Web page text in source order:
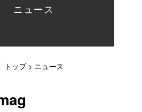
ニュース
トップ ニュース